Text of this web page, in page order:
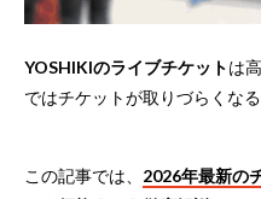
YOSHIKIのライブチケットは
ではチケットが取りづらくな
この記事では、 2026年最新の